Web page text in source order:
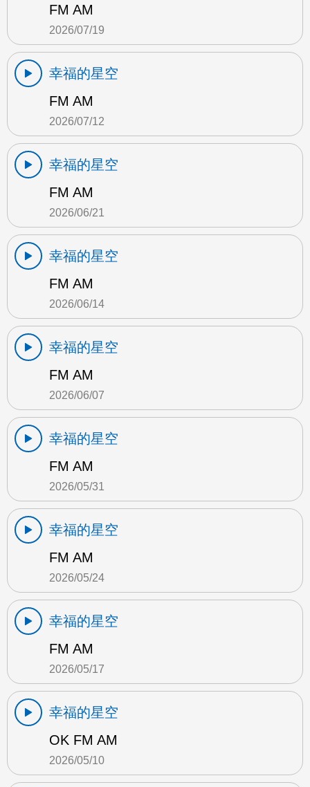
FM AM
2026/07/19
幸福的星空
FM AM
2026/07/12
幸福的星空
FM AM
2026/06/21
幸福的星空
FM AM
2026/06/14
幸福的星空
FM AM
2026/06/07
幸福的星空
FM AM
2026/05/31
幸福的星空
FM AM
2026/05/24
幸福的星空
FM AM
2026/05/17
幸福的星空
OK FM AM
2026/05/10